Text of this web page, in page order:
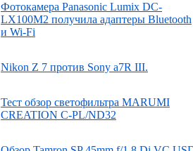
Фотокамера Panasonic Lumix DC-
LX100M2 получила адаптеры Bluetooth
и Wi-Fi
Nikon Z 7 против Sony a7R III.
Тест обзор светофильтра MARUMI
CREATION C-PL/ND32